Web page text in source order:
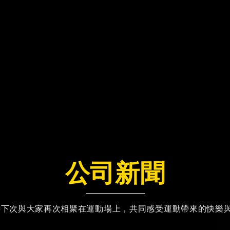
公司新聞
次與大家再次相聚在運動場上，共同感受運動帶來的快樂